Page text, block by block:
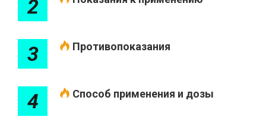
2
3 Противопоказания
4 Способ применения и дозы